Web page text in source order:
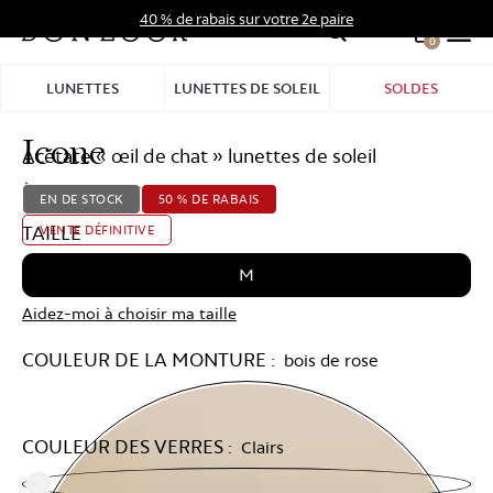
au
40 % de rabais sur votre 2e paire
0
LUNETTES LUNETTES DE SOLEIL SOLDES
Icone
EN DE STOCK
50 % DE RABAIS
VENTE DÉFINITIVE
Acétate « œil de chat » lunettes de soleil
À partir de149,00 $74,50 $
TAILLE
M
Aidez-moi à choisir ma taille
COULEUR DE LA MONTURE : bois de rose
COULEUR DES VERRES : Clairs